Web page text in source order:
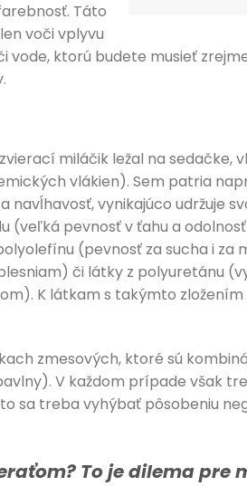
Táto
voči vplyvu
ktorú budete musieť
miláčik ležal na sedačke,
vlákien). Sem patria
vynikajúco udržuje
(veľká pevnosť v ťahu a
(pevnosť za sucha i za
či látky z polyuretánu
K látkam s takýmto
zmesových, ktoré sú
V každom prípade však
sa treba vyhýbať pôsobeniu
To je dilema pre